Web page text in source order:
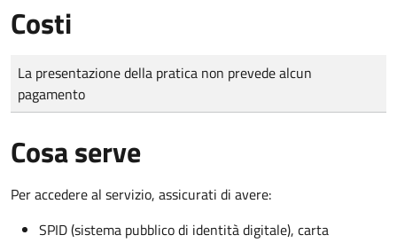
Costi
Tipo di pagamento
Importo
La presentazione della pratica non prevede alcun
pagamento
Cosa serve
Per accedere al servizio, assicurati di avere:
SPID (sistema pubblico di identità digitale), carta